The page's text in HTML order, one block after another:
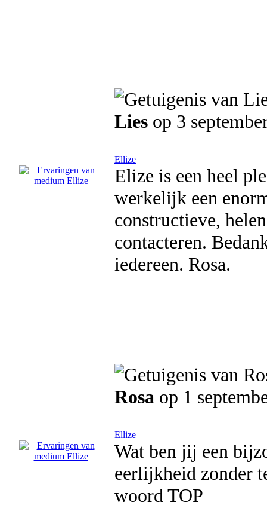
Lies op 3
Ellize
Elize is een heel
werkelijk een
constructieve,
contacteren.
iedereen. Rosa.
Rosa op 1
Ellize
Wat ben jij een
eerlijkheid zonder
woord TOP